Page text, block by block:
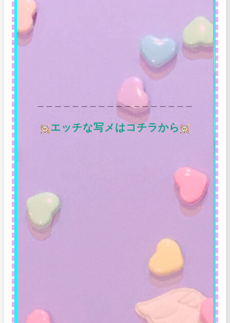
＿＿＿＿＿＿＿＿＿＿＿＿＿＿＿＿＿＿
エッチな写メはコチラから